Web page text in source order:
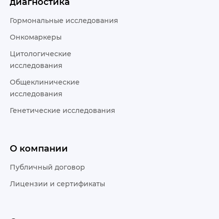
Гормональные исследования
Онкомаркеры
Цитологические
исследования
Общеклинические
исследования
Генетические исследования
О компании
Публичный договор
Лицензии и сертификаты